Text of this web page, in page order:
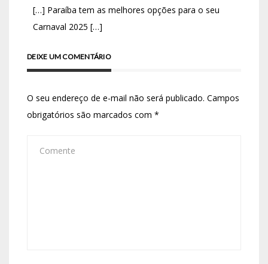
[…] Paraíba tem as melhores opções para o seu
Carnaval 2025 […]
DEIXE UM COMENTÁRIO
O seu endereço de e-mail não será publicado. Campos
obrigatórios são marcados com *